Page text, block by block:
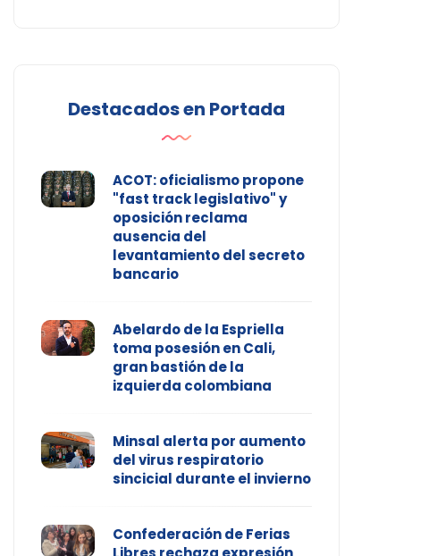
Destacados en Portada
ACOT: oficialismo propone
"fast track legislativo" y
oposición reclama
ausencia del
levantamiento del secreto
bancario
Abelardo de la Espriella
toma posesión en Cali,
gran bastión de la
izquierda colombiana
Minsal alerta por aumento
del virus respiratorio
sincicial durante el invierno
Confederación de Ferias